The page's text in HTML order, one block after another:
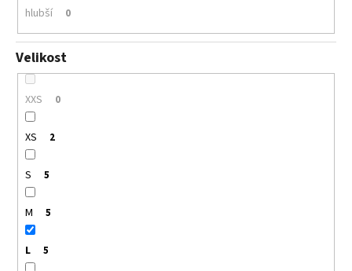
hlubší 0
Velikost
XXS 0
XS 2
S 5
M 5
L 5